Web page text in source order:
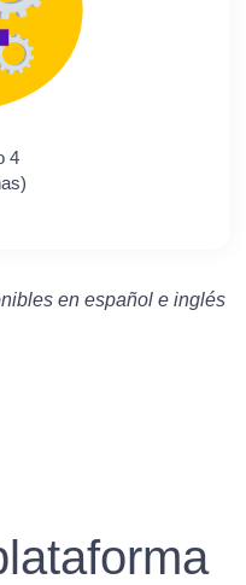
4
en español e inglés